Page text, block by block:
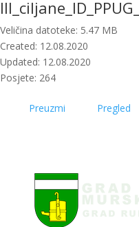
Veličina datoteke: 5.47 MB
Created: 12.08.2020
Updated: 12.08.2020
Posjete: 264
Preuzmi Pregled